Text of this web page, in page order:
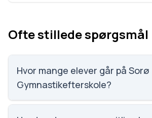
Ofte stillede spørgsmål
Hvor mange elever går på Sorø
Gymnastikefterskole?
Sorø Gymnastikefterskole har 251